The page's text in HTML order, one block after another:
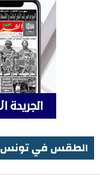
الطقس في تونس